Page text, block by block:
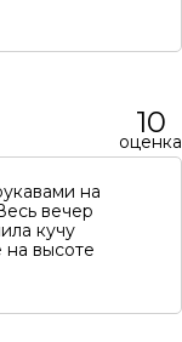
на
вечер
кучу
высоте
10
оценка